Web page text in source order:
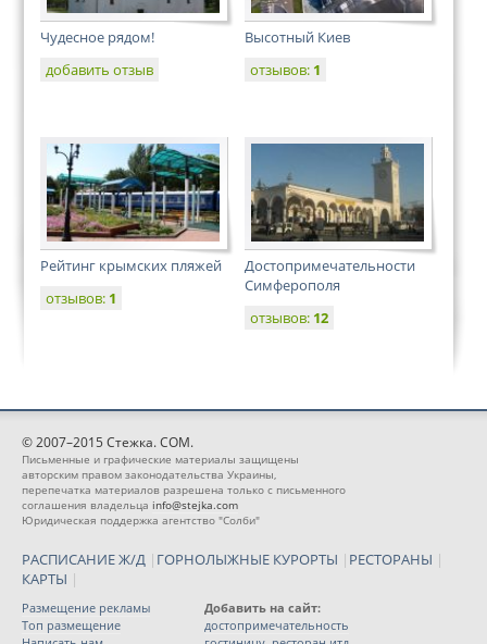
Чудесное рядом!
добавить отзыв
Высотный Киев
отзывов: 1
Рейтинг крымских пляжей
отзывов: 1
Достопримечательности
Симферополя
отзывов: 12
© 2007–2015 Стежка. COM.
Письменные и графические материалы защищены
авторским правом законодательства Украины,
перепечатка материалов разрешена только с письменного
соглашения владельца info@stejka.com
Юридическая поддержка агентство "Солби"
РАСПИСАНИЕ Ж/Д | ГОРНОЛЫЖНЫЕ КУРОРТЫ | РЕСТОРАНЫ |
КАРТЫ |
Размещение рекламы
Топ размещение
Добавить на сайт:
достопримечательность